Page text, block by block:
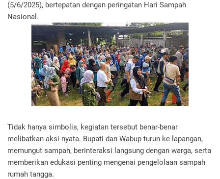
(5/6/2025), bertepatan dengan peringatan Hari Sampah
Nasional.
Tidak hanya simbolis, kegiatan tersebut benar-benar
melibatkan aksi nyata. Bupati dan Wabup turun ke lapangan,
memungut sampah, berinteraksi langsung dengan warga, serta
memberikan edukasi penting mengenai pengelolaan sampah
rumah tangga.